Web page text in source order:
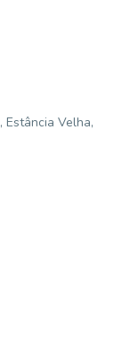
Estância Velha,